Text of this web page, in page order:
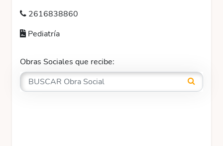
2616838860
Pediatría
Obras Sociales que recibe: